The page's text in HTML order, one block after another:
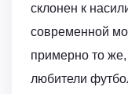
склонен к
современной
примерно то же,
любители